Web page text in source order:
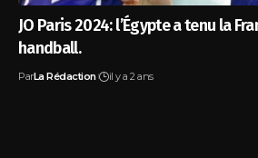
JO Paris 2024: l’Égypte a tenu la
handball.
ParLa Rédaction il y a 2 ans